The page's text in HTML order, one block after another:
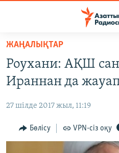
Skip
main
content
Skip
to
Navigation
Skip
САЯСАТ
AZATTYQTV
ҚАҢТАР ОҚИҒАСЫ
АДАМ ҚҰҚЫҚТАРЫ
ЖАҢАЛЫҚТАР
Роухани: АҚШ
Ираннан да
27 шілде 2017 жыл, 11:19
Бөлісу VPN-сіз оқу